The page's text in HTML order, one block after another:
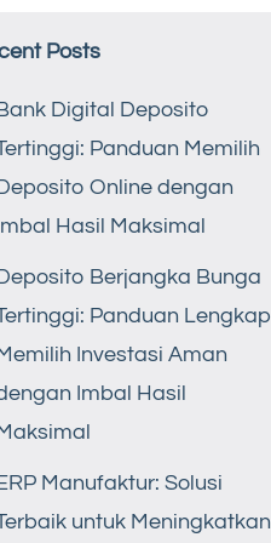
Posts
Digital Deposito
Panduan Memilih
Online dengan
Hasil Maksimal
Berjangka Bunga
Panduan Lengkap
Investasi Aman
Imbal Hasil
Manufaktur: Solusi
untuk Meningkatkan